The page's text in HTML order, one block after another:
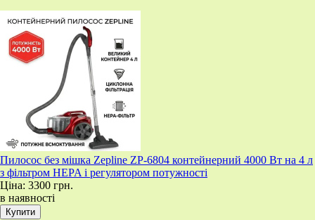
Пилосос без мішка Zepline ZP-6804 контейнерний 4000 Вт на 4 л
з фільтром HEPA і регулятором потужності
Ціна: 3300 грн.
в наявності